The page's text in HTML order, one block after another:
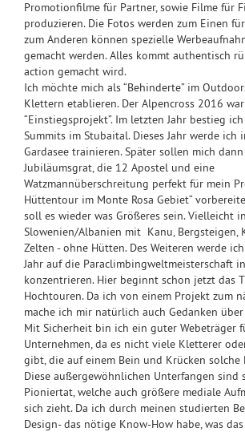
Promotionfilme für Partner, sowie Filme für
produzieren. Die Fotos werden zum Einen
zum Anderen können spezielle
gemacht werden. Alles kommt authentisch
action gemacht wird.
Ich möchte mich als “Behinderte” im
Klettern etablieren. Der Alpencross 2016
“Einstiegsprojekt”. Im letzten Jahr bestieg
Summits im Stubaital. Dieses Jahr werde ich
Gardasee trainieren. Später sollen mich
Jubiläumsgrat, die 12 Apostel und eine
Watzmannüberschreitung perfekt für mein
Hüttentour im Monte Rosa Gebiet“
soll es wieder was Größeres sein. Vielleicht in
Slowenien/Albanien mit Kanu, Bergsteigen,
Zelten - ohne Hütten. Des Weiteren werde
Jahr auf die Paraclimbingweltmeisterschaft
konzentrieren. Hier beginnt schon jetzt das
Hochtouren. Da ich von einem Projekt zum
mache ich mir natürlich auch Gedanken
Mit Sicherheit bin ich ein guter Webeträger
Unternehmen, da es nicht viele Kletterer
gibt, die auf einem Bein und Krücken solche
Diese außergewöhnlichen Unterfangen sind
Pioniertat, welche auch größere mediale
sich zieht. Da ich durch meinen studierten
Design- das nötige Know-How habe, was